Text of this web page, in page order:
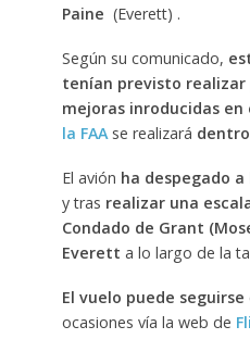
Paine (Everett) .
Según su comunicado,
tenían previsto realizar
mejoras inroducidas en
la FAA se realizará
El avión ha despegado a
y tras realizar una
Condado de Grant
Everett a lo largo de la
El vuelo puede seguirse
ocasiones vía la web de